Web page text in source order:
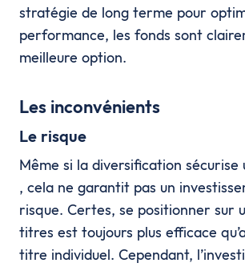
stratégie de long terme pour
performance, les fonds sont
meilleure option.
Les inconvénients
Le risque
Même si la diversification
, cela ne garantit pas un
risque. Certes, se positionner sur
titres est toujours plus efficace
titre individuel. Cependant,